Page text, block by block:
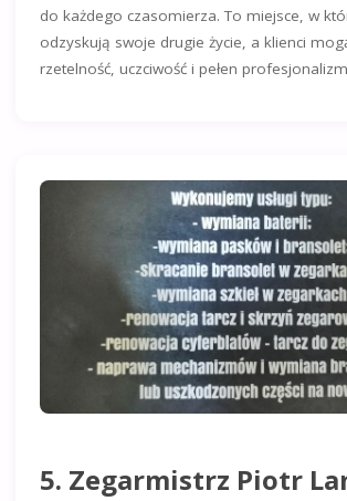
do każdego czasomierza. To miejsce, w
odzyskują swoje drugie życie, a klienci
rzetelność, uczciwość i pełen
5. Zegarmistrz Piotr